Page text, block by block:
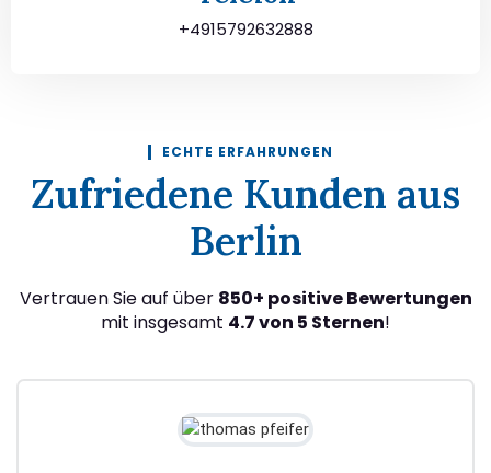
+4915792632888
ECHTE ERFAHRUNGEN
Zufriedene Kunden aus
Berlin
Vertrauen Sie auf über 850+ positive Bewertungen
mit insgesamt 4.7 von 5 Sternen!